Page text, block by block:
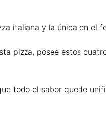
italiana y la única en el
pizza, posee estos
todo el sabor quede